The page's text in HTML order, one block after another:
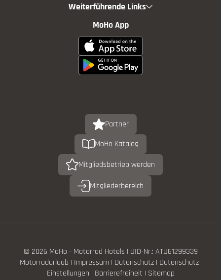
Weiterführende Links
MoHo App
Partner
MoHo Katalog
Mitgliedsbetrieb werden
Mitgliederbereich
© 2026 MoHo - Motorrad Hotels | UID-Nr.: ATU61299339
Motorradurlaub | Impressum | Datenschutz | Datenschutz-
Einstellungen | Barrierefreiheit | Sitemap